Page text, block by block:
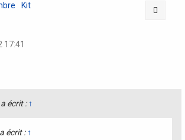
Kit
17:41
écrit : ↑
écrit : ↑